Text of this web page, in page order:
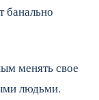
банально
менять свое
людьми.